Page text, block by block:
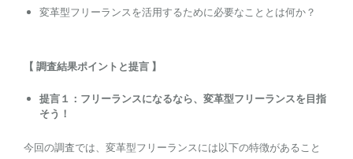
変革型フリーランスを活用するために必要なこととは何か？
【 調査結果ポイントと提言 】
提言１：フリーランスになるなら、変革型フリーランスを目指
そう ！
今回の調査では、変革型フリーランスには以下の特徴があること